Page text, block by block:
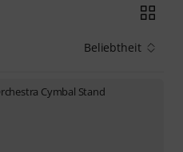
Beliebtheit
Cymbal Stand